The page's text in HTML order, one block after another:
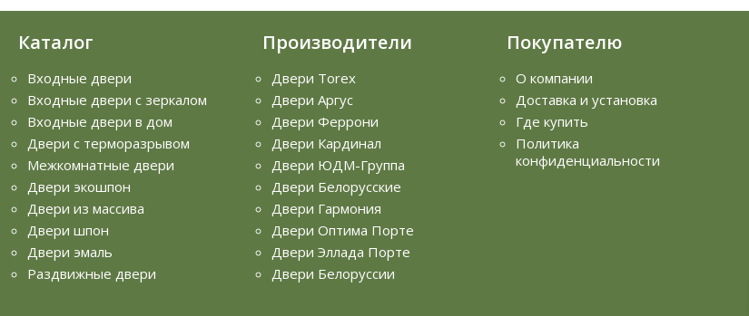
Каталог
Входные двери
Входные двери с зеркалом
Входные двери в дом
Двери с терморазрывом
Межкомнатные двери
Двери экошпон
Двери из массива
Двери шпон
Двери эмаль
Раздвижные двери
Производители
Двери Torex
Двери Аргус
Двери Феррони
Двери Кардинал
Двери ЮДМ-Группа
Двери Белорусские
Двери Гармония
Двери Оптима Порте
Двери Эллада Порте
Двери Белоруссии
Покупателю
О компании
Доставка и установка
Где купить
Политика
конфиденциальности